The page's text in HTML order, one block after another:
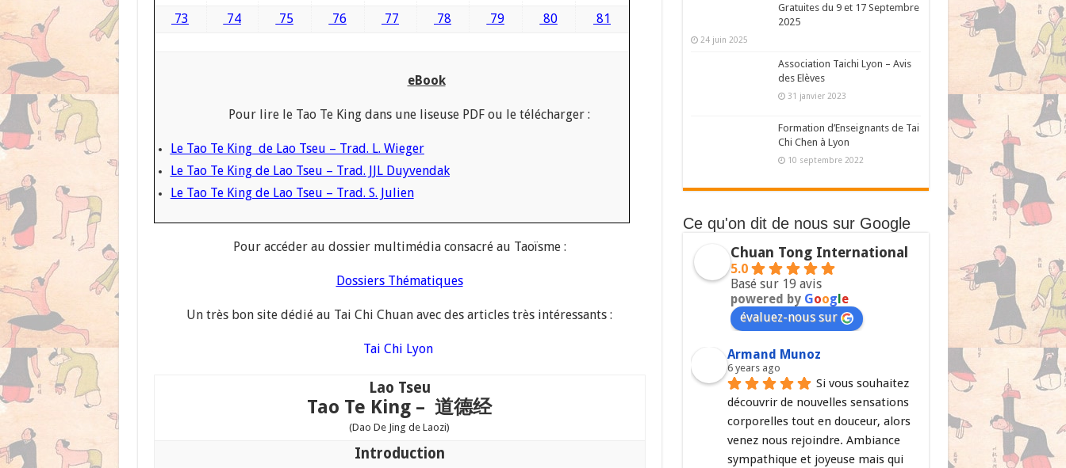
73
74 75 76 77 78 79 80 81
eBook
Pour lire le Tao Te King dans une liseuse PDF ou le télécharger :
Le Tao Te King de Lao Tseu – Trad. L. Wieger
Le Tao Te King de Lao Tseu – Trad. JJL Duyvendak
Le Tao Te King de Lao Tseu – Trad. S. Julien
Pour accéder au dossier multimédia consacré au Taoïsme :
Dossiers Thématiques
Un très bon site dédié au Tai Chi Chuan avec des articles très intéressants :
Tai Chi Lyon
Lao Tseu
Tao Te King – 道德经
(Dao De Jing de Laozi)
Introduction
Gratuites du 9 et 17 Septembre
2025
24 juin 2025
Association Taichi Lyon – Avis
des Elèves
31 janvier 2023
Formation d’Enseignants de Tai
Chi Chen à Lyon
10 septembre 2022
Ce qu'on dit de nous sur Google
Chuan Tong International
5.0
Basé sur 19 avis
powered by Goog e
évaluez-nous sur
Armand Munoz
6 years ago
Si vous souhaitez
découvrir de nouvelles sensations
corporelles tout en douceur, alors
venez nous rejoindre. Ambiance
sympathique et joyeuse mais qui